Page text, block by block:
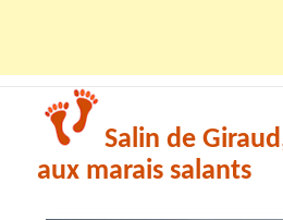
Salin de
aux marais salants